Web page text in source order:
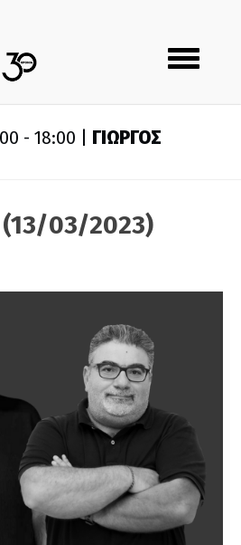
Toggle
navigation
- 18:00 | ΓΙΩΡΓΟΣ
03/2023)